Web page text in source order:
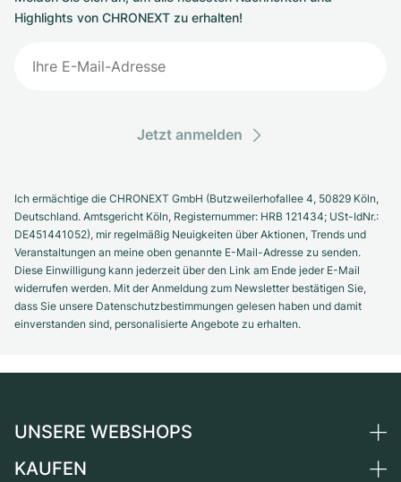
Highlights von CHRONEXT zu erhalten!
Jetzt anmelden
Ich ermächtige die CHRONEXT GmbH (Butzweilerhofallee 4, 50829 Köln,
Deutschland. Amtsgericht Köln, Registernummer: HRB 121434; USt-IdNr.:
DE451441052), mir regelmäßig Neuigkeiten über Aktionen, Trends und
Veranstaltungen an meine oben genannte E-Mail-Adresse zu senden.
Diese Einwilligung kann jederzeit über den Link am Ende jeder E-Mail
widerrufen werden. Mit der Anmeldung zum Newsletter bestätigen Sie,
dass Sie unsere Datenschutzbestimmungen gelesen haben und damit
einverstanden sind, personalisierte Angebote zu erhalten.
UNSERE WEBSHOPS
Deutschland
KAUFEN